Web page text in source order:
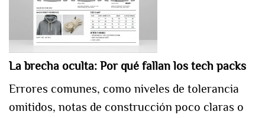
La brecha oculta: Por qué fallan los tech packs
Errores comunes, como niveles de tolerancia
omitidos, notas de construcción poco claras o